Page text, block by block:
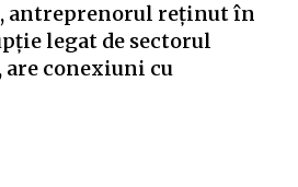
antreprenorul reținut în
legat de sectorul
conexiuni cu